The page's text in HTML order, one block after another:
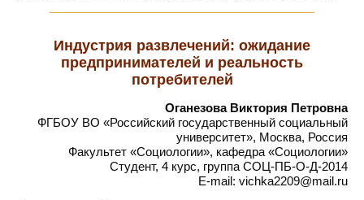
Индустрия развлечений: ожидание
предпринимателей и реальность
потребителей
Оганезова Виктория Петровна
ФГБОУ ВО «Российский государственный социальный
университет», Москва, Россия
Факультет «Социологии», кафедра «Социологии»
Студент, 4 курс, группа СОЦ-ПБ-О-Д-2014
E-mail: vichka2209@mail.ru